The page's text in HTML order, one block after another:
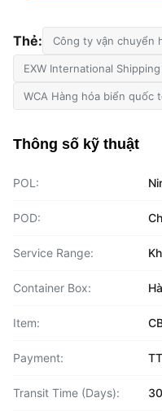
Thẻ: Công ty vận chuyển
EXW International
WCA Hàng hóa biển quốc
Thông số kỹ thuật
POL:
POD:
Service Range:
Container Box:
Item:
Payment: TT
Transit Time (Days):